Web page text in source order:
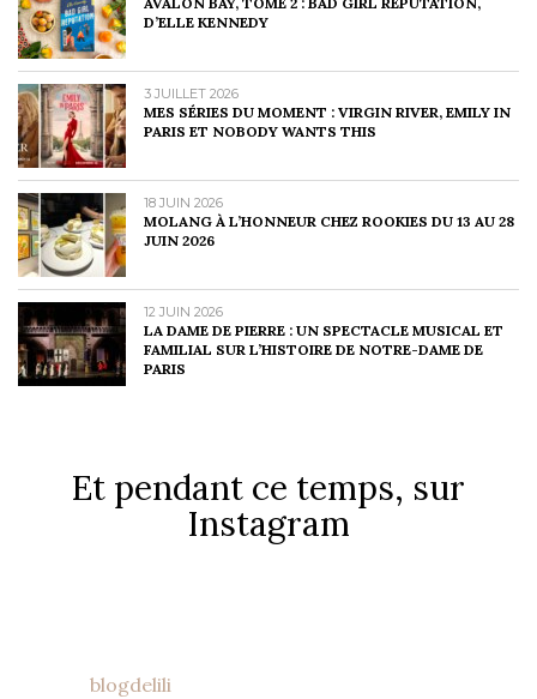
D’ELLE KENNEDY
3 JUILLET 2026
MES SÉRIES DU MOMENT : VIRGIN RIVER, EMILY IN
PARIS ET NOBODY WANTS THIS
18 JUIN 2026
MOLANG À L’HONNEUR CHEZ ROOKIES DU 13 AU 28
JUIN 2026
12 JUIN 2026
LA DAME DE PIERRE : UN SPECTACLE MUSICAL ET
FAMILIAL SUR L’HISTOIRE DE NOTRE-DAME DE
PARIS
Et pendant ce temps, sur
Instagram
blogdelili